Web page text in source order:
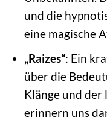
und die
eine magische
„Raizes“: Ein
über die
Klänge und der
erinnern uns